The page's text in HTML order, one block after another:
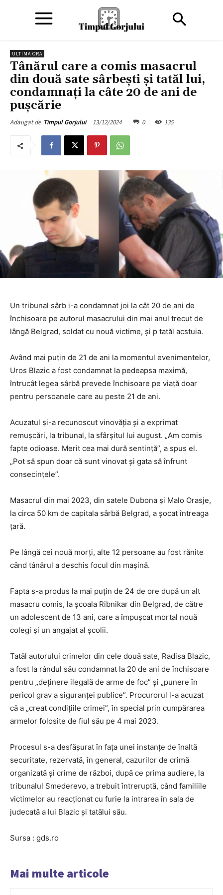
ULTIMA ORA
Tânărul care a comis masacrul
din două sate sârbești și tatăl lui,
condamnați la câte 20 de ani de
pușcărie
Adaugat de Timpul Gorjului 13/12/2024 0 135
Un tribunal sârb i-a condamnat joi la cât 20 de ani de
închisoare pe autorul masacrului din mai anul trecut de
lângă Belgrad, soldat cu nouă victime, și p tatăl acstuia.
Având mai puţin de 21 de ani la momentul evenimentelor,
Uros Blazic a fost condamnat la pedeapsa maximă,
întrucât legea sârbă prevede închisoare pe viaţă doar
pentru persoanele care au peste 21 de ani.
Acuzatul şi-a recunoscut vinovăţia şi a exprimat
remuşcări, la tribunal, la sfârşitul lui august. „Am comis
fapte odioase. Merit cea mai dură sentinţă”, a spus el.
„Pot să spun doar că sunt vinovat şi gata să înfrunt
consecinţele”.
Masacrul din mai 2023, din satele Dubona şi Malo Orasje,
la circa 50 km de capitala sârbă Belgrad, a şocat întreaga
ţară.
Pe lângă cei nouă morţi, alte 12 persoane au fost rănite
când tânărul a deschis focul din maşină.
Fapta s-a produs la mai puţin de 24 de ore după un alt
masacru comis, la şcoala Ribnikar din Belgrad, de către
un adolescent de 13 ani, care a împuşcat mortal nouă
colegi şi un angajat al şcolii.
Tatăl autorului crimelor din cele două sate, Radisa Blazic,
a fost la rândul său condamnat la 20 de ani de închisoare
pentru „deţinere ilegală de arme de foc” şi „punere în
pericol grav a siguranţei publice”. Procurorul l-a acuzat
că a „creat condiţiile crimei”, în special prin cumpărarea
armelor folosite de fiul său pe 4 mai 2023.
Procesul s-a desfăşurat în faţa unei instanţe de înaltă
securitate, rezervată, în general, cazurilor de crimă
organizată şi crime de război, după ce prima audiere, la
tribunalul Smederevo, a trebuit întreruptă, când familiile
victimelor au reacţionat cu furie la intrarea în sala de
judecată a lui Blazic şi tatălui său.
Sursa : gds.ro
Mai multe articole